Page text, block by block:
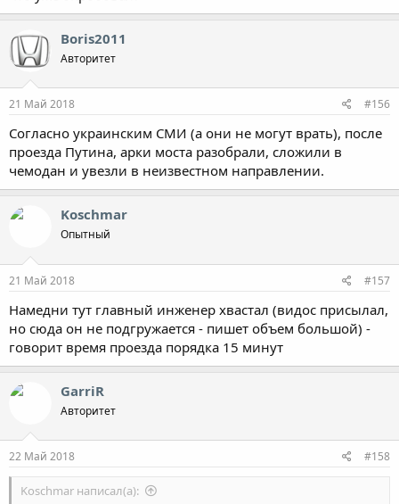
Boris2011
Авторитет
21 Май 2018 #156
Согласно украинским СМИ (а они не могут врать), после
проезда Путина, арки моста разобрали, сложили в
чемодан и увезли в неизвестном направлении.
Koschmar
Опытный
21 Май 2018 #157
Намедни тут главный инженер хвастал (видос присылал,
но сюда он не подгружается - пишет объем большой) -
говорит время проезда порядка 15 минут
GarriR
Авторитет
22 Май 2018 #158
Koschmar написал(а):